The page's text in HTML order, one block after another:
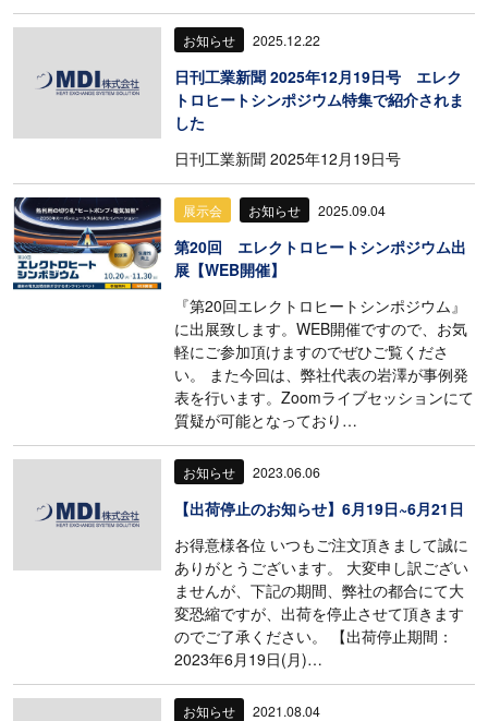
お知らせ 2025.12.22
日刊工業新聞 2025年12月19日号 エレク
トロヒートシンポジウム特集で紹介されま
した
日刊工業新聞 2025年12月19日号
展示会 お知らせ 2025.09.04
第20回 エレクトロヒートシンポジウム出
展【WEB開催】
『第20回エレクトロヒートシンポジウム』
に出展致します。WEB開催ですので、お気
軽にご参加頂けますのでぜひご覧くださ
い。 また今回は、弊社代表の岩澤が事例発
表を行います。Zoomライブセッションにて
質疑が可能となっており…
お知らせ 2023.06.06
【出荷停止のお知らせ】6月19日~6月21日
お得意様各位 いつもご注文頂きまして誠に
ありがとうございます。 大変申し訳ござい
ませんが、下記の期間、弊社の都合にて大
変恐縮ですが、出荷を停止させて頂きます
のでご了承ください。 【出荷停止期間：
2023年6月19日(月)…
お知らせ 2021.08.04